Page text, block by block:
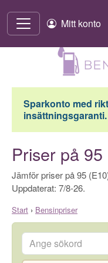
Mitt konto
Sparkonto med
Priser på
Jämför priser på 95
Uppdaterat: 7/8-26.
Start › Bensinpriser
Ange sökord